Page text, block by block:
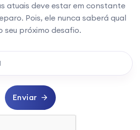
atuais deve estar em constante
Pois, ele nunca saberá qual
seu próximo desafio.
Enviar